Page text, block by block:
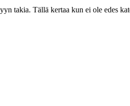
takia. Tällä kertaa kun ei ole edes